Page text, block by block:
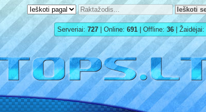
Serveriai: 727 | Online: 691 | Offline: 36 | Žaidėjai: